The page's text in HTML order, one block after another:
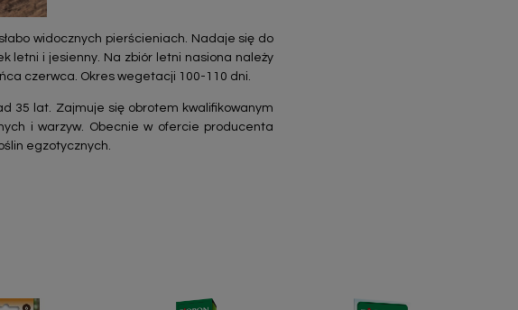
widocznych pierścieniach. Nadaje się do
letni i jesienny. Na zbiór letni nasiona należy
czerwca. Okres wegetacji 100-110 dni.
35 lat. Zajmuje się obrotem kwalifikowanym
i warzyw. Obecnie w ofercie producenta
egzotycznych.